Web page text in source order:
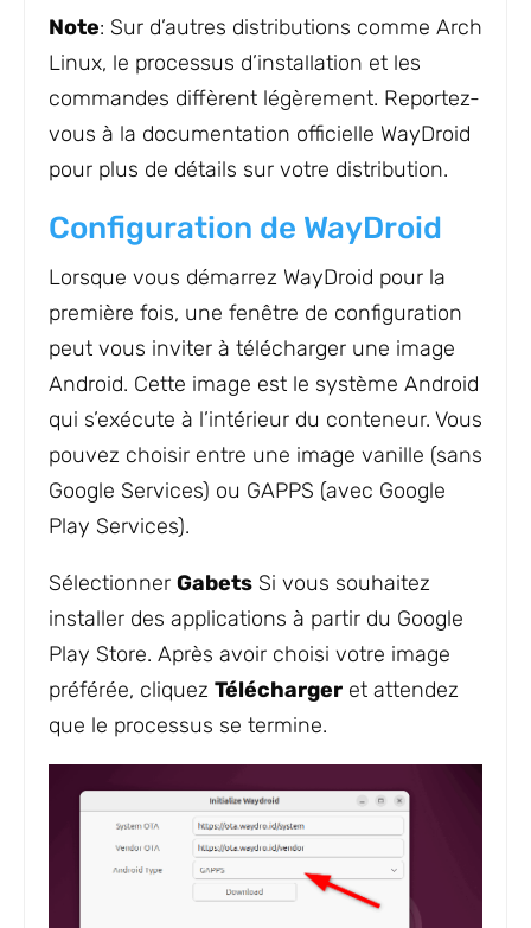
Note: Sur d’autres distributions comme Arch
Linux, le processus d’installation et les
commandes diffèrent légèrement. Reportez-
vous à la documentation officielle WayDroid
pour plus de détails sur votre distribution.
Configuration de WayDroid
Lorsque vous démarrez WayDroid pour la
première fois, une fenêtre de configuration
peut vous inviter à télécharger une image
Android. Cette image est le système Android
qui s’exécute à l’intérieur du conteneur. Vous
pouvez choisir entre une image vanille (sans
Google Services) ou GAPPS (avec Google
Play Services).
Sélectionner Gabets Si vous souhaitez
installer des applications à partir du Google
Play Store. Après avoir choisi votre image
préférée, cliquez Télécharger et attendez
que le processus se termine.